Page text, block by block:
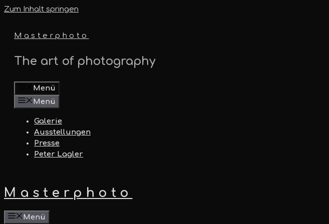
Zum Inhalt springen
Masterphoto
The art of photography
Menü
Menü
Galerie
Ausstellungen
Presse
Peter Lagler
Masterphoto
Menü